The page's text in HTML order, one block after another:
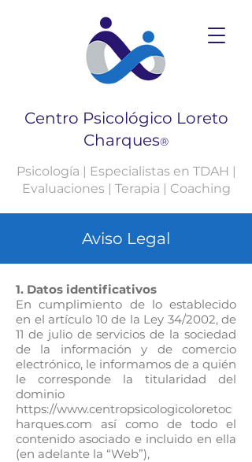
Centro Psicológico Loreto
Charques®
Psicología | Especialistas en TDAH |
Evaluaciones | Terapia | Coaching
Aviso Legal
1. Datos identificativos
En cumplimiento de lo establecido
en el artículo 10 de la Ley 34/2002, de
11 de julio de servicios de la sociedad
de la información y de comercio
electrónico, le informamos de a quién
le corresponde la titularidad del
dominio
https://www.centropsicologicoloretoc
harques.com así como de todo el
contenido asociado e incluido en ella
(en adelante la “Web”),